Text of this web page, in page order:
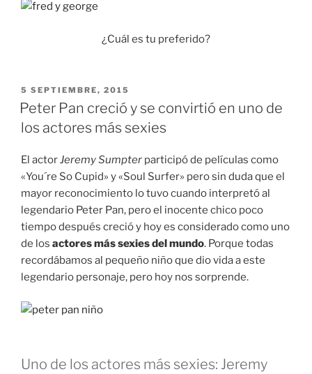
¿Cuál es tu preferido?
PUBLICADO
EN
5 SEPTIEMBRE, 2015
Peter Pan creció y se convirtió en uno de
los actores más sexies
El actorJeremy Sumpter participó de películas como
«You´re So Cupid» y «Soul Surfer» pero sin duda que el
mayor reconocimiento lo tuvo cuando interpretó al
legendario Peter Pan, pero el inocente chico poco
tiempo después creció y hoy es considerado como uno
de los actores más sexies del mundo. Porque todas
recordábamos al pequeño niño que dio vida a este
legendario personaje, pero hoy nos sorprende.
Uno de los actores más sexies: Jeremy